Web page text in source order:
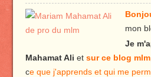
mon
Je
Mahamat Ali et sur ce blog mlm,
ce que j'apprends et qui me